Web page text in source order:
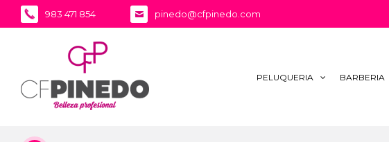
983 471 854 pinedo@cfpinedo.com
PELUQUERIA BARBERIA